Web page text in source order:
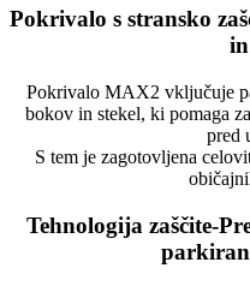
Pokrivalo s stransko
Pokrivalo MAX2 vključuje
bokov in stekel, ki pomaga
pred
S tem je zagotovljena
Tehnologija zaščite-